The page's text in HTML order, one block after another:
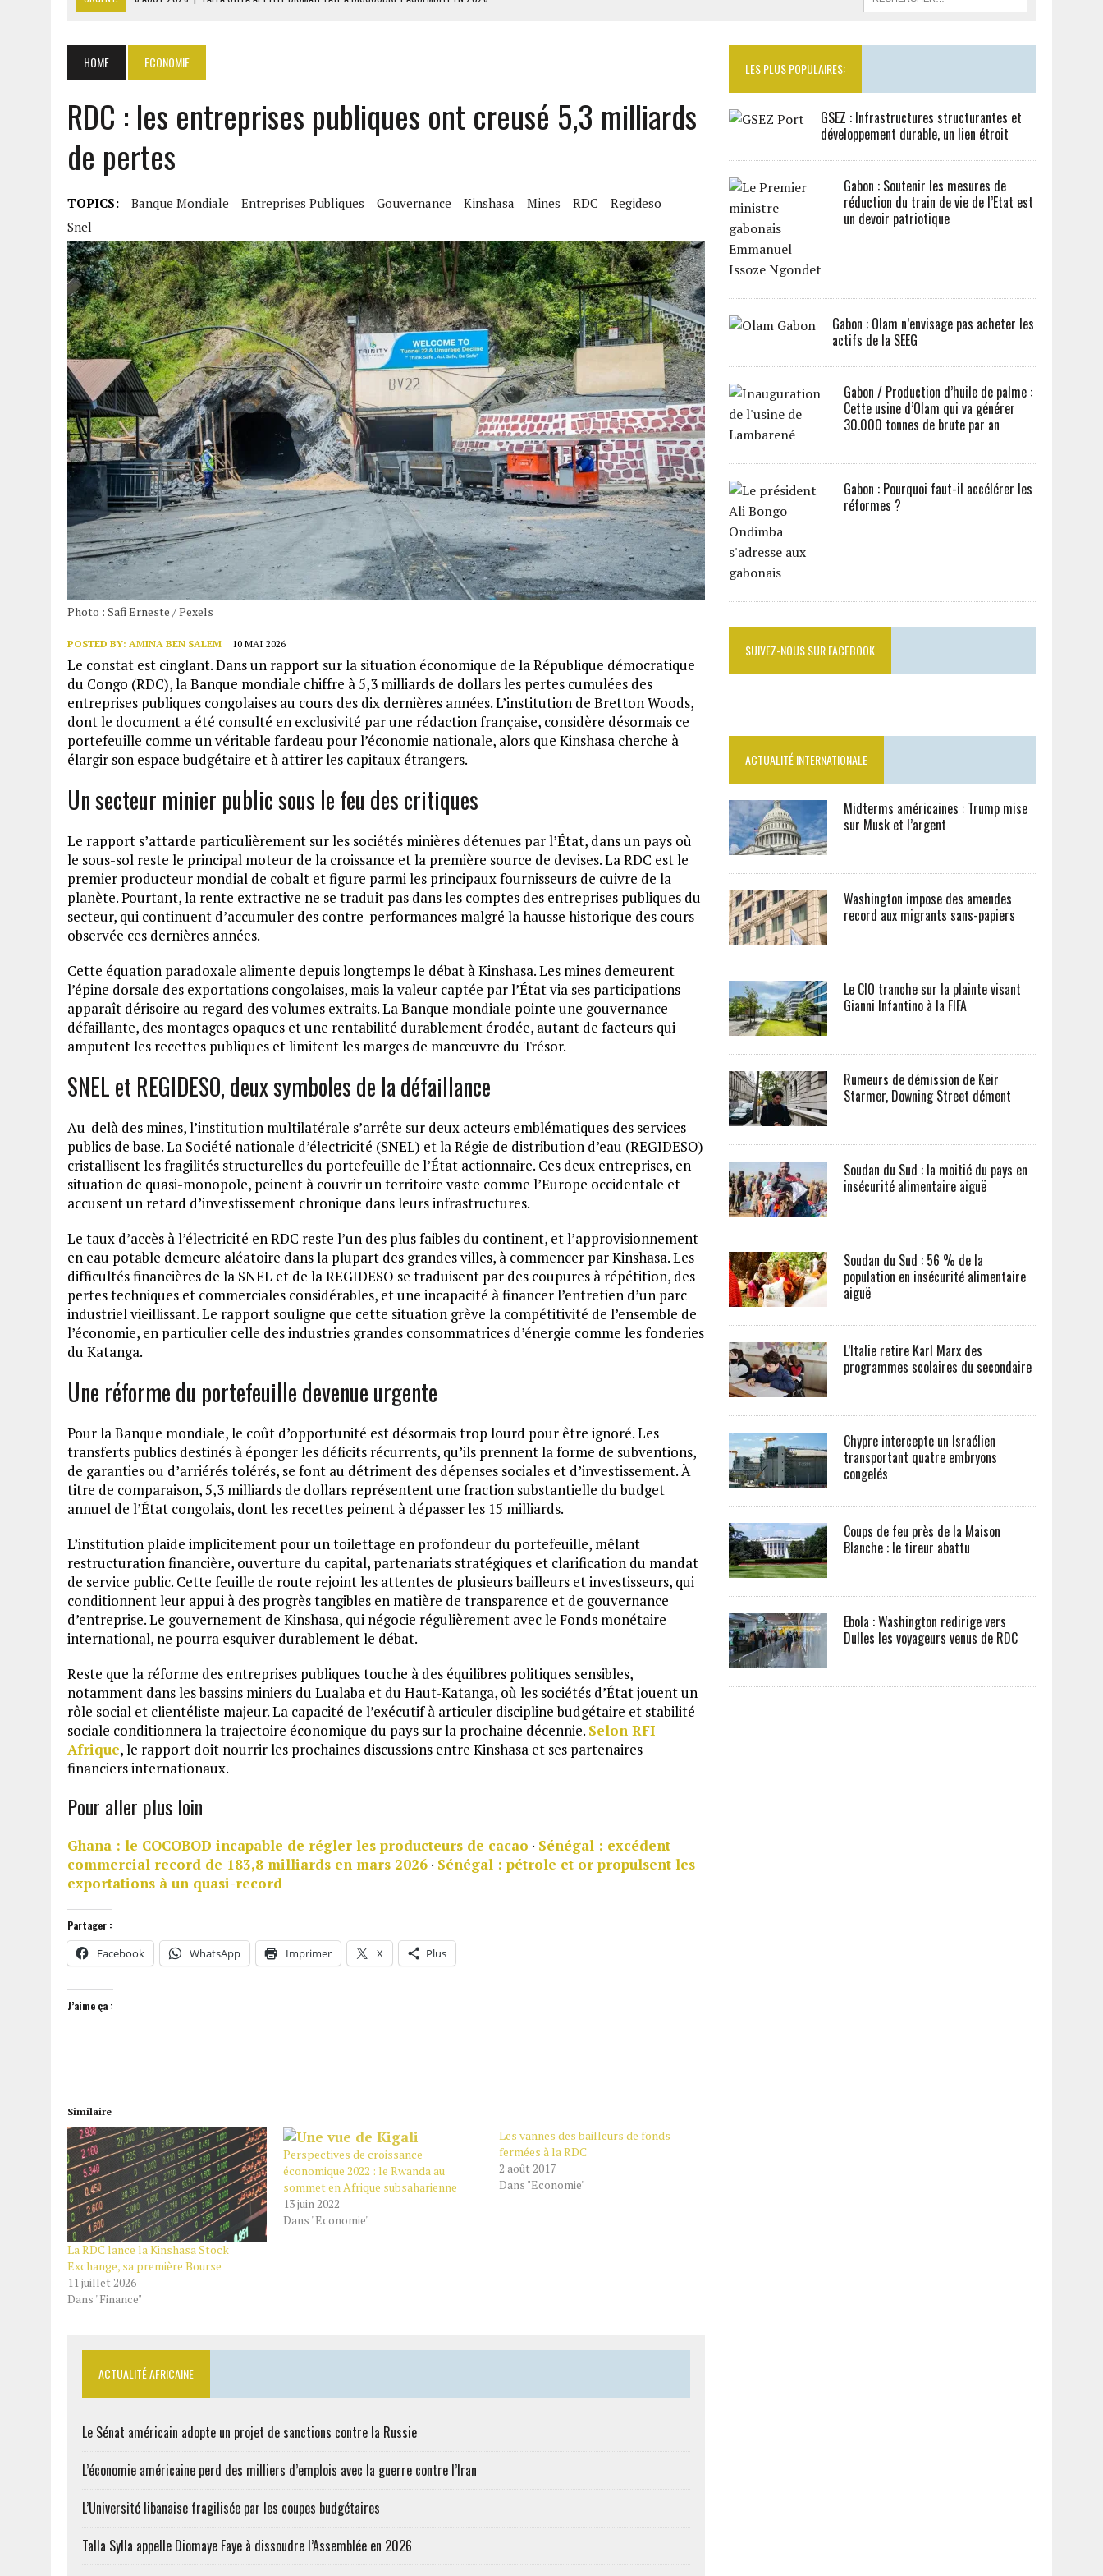
8 AOÛT 2026 | L’ÉCONOMIE AMÉRICAINE PERD DES MILLIERS D’EMPLOIS AVEC LA GUERRE CONTRE L’IRAN
8 AOÛT 2026
L’UNIVERSITÉ LIBANAISE FRAGILISÉE PAR LES COUPES BUDGÉTAIRES
HOME ECONOMIE
RDC : les entreprises publiques ont creusé 5,3 milliards
de pertes
TOPICS: Banque Mondiale Entreprises Publiques Gouvernance Kinshasa Mines RDC
Regideso
Snel
Photo : Safi Erneste / Pexels
POSTED BY: AMINA BEN SALEM 10 MAI 2026
Le constat est cinglant. Dans un rapport sur la situation économique de la République démocratique
du Congo (RDC), la Banque mondiale chiffre à 5,3 milliards de dollars les pertes cumulées des
entreprises publiques congolaises au cours des dix dernières années. L’institution de Bretton Woods,
dont le document a été consulté en exclusivité par une rédaction française, considère désormais ce
portefeuille comme un véritable fardeau pour l’économie nationale, alors que Kinshasa cherche à
élargir son espace budgétaire et à attirer les capitaux étrangers.
Un secteur minier public sous le feu des critiques
Le rapport s’attarde particulièrement sur les sociétés minières détenues par l’État, dans un pays où
le sous-sol reste le principal moteur de la croissance et la première source de devises. La RDC est le
premier producteur mondial de cobalt et figure parmi les principaux fournisseurs de cuivre de la
planète. Pourtant, la rente extractive ne se traduit pas dans les comptes des entreprises publiques du
secteur, qui continuent d’accumuler des contre-performances malgré la hausse historique des cours
observée ces dernières années.
Cette équation paradoxale alimente depuis longtemps le débat à Kinshasa. Les mines demeurent
l’épine dorsale des exportations congolaises, mais la valeur captée par l’État via ses participations
apparaît dérisoire au regard des volumes extraits. La Banque mondiale pointe une gouvernance
défaillante, des montages opaques et une rentabilité durablement érodée, autant de facteurs qui
amputent les recettes publiques et limitent les marges de manœuvre du Trésor.
SNEL et REGIDESO, deux symboles de la défaillance
Au-delà des mines, l’institution multilatérale s’arrête sur deux acteurs emblématiques des services
publics de base. La Société nationale d’électricité (SNEL) et la Régie de distribution d’eau (REGIDESO)
cristallisent les fragilités structurelles du portefeuille de l’État actionnaire. Ces deux entreprises, en
situation de quasi-monopole, peinent à couvrir un territoire vaste comme l’Europe occidentale et
accusent un retard d’investissement chronique dans leurs infrastructures.
Le taux d’accès à l’électricité en RDC reste l’un des plus faibles du continent, et l’approvisionnement
en eau potable demeure aléatoire dans la plupart des grandes villes, à commencer par Kinshasa. Les
difficultés financières de la SNEL et de la REGIDESO se traduisent par des coupures à répétition, des
pertes techniques et commerciales considérables, et une incapacité à financer l’entretien d’un parc
industriel vieillissant. Le rapport souligne que cette situation grève la compétitivité de l’ensemble de
l’économie, en particulier celle des industries grandes consommatrices d’énergie comme les fonderies
du Katanga.
Une réforme du portefeuille devenue urgente
Pour la Banque mondiale, le coût d’opportunité est désormais trop lourd pour être ignoré. Les
transferts publics destinés à éponger les déficits récurrents, qu’ils prennent la forme de subventions,
de garanties ou d’arriérés tolérés, se font au détriment des dépenses sociales et d’investissement. À
titre de comparaison, 5,3 milliards de dollars représentent une fraction substantielle du budget
annuel de l’État congolais, dont les recettes peinent à dépasser les 15 milliards.
L’institution plaide implicitement pour un toilettage en profondeur du portefeuille, mêlant
restructuration financière, ouverture du capital, partenariats stratégiques et clarification du mandat
de service public. Cette feuille de route rejoint les attentes de plusieurs bailleurs et investisseurs, qui
conditionnent leur appui à des progrès tangibles en matière de transparence et de gouvernance
d’entreprise. Le gouvernement de Kinshasa, qui négocie régulièrement avec le Fonds monétaire
international, ne pourra esquiver durablement le débat.
Reste que la réforme des entreprises publiques touche à des équilibres politiques sensibles,
notamment dans les bassins miniers du Lualaba et du Haut-Katanga, où les sociétés d’État jouent un
rôle social et clientéliste majeur. La capacité de l’exécutif à articuler discipline budgétaire et stabilité
sociale conditionnera la trajectoire économique du pays sur la prochaine décennie. Selon RFI
Afrique, le rapport doit nourrir les prochaines discussions entre Kinshasa et ses partenaires
financiers internationaux.
Pour aller plus loin
Ghana : le COCOBOD incapable de régler les producteurs de cacao · Sénégal : excédent
commercial record de 183,8 milliards en mars 2026 · Sénégal : pétrole et or propulsent les
exportations à un quasi-record
Partager :
Facebook WhatsApp Imprimer X Plus
J’aime ça :
Similaire
La RDC lance la Kinshasa Stock
Exchange, sa première Bourse
11 juillet 2026
Dans "Finance"
Perspectives de croissance
économique 2022 : le Rwanda au
sommet en Afrique subsaharienne
13 juin 2022
Dans "Economie"
Les vannes des bailleurs de fonds
fermées à la RDC
2 août 2017
Dans "Economie"
ACTUALITÉ AFRICAINE
Le Sénat américain adopte un projet de sanctions contre la Russie
L’économie américaine perd des milliers d’emplois avec la guerre contre l’Iran
L’Université libanaise fragilisée par les coupes budgétaires
Talla Sylla appelle Diomaye Faye à dissoudre l’Assemblée en 2026
LES PLUS POPULAIRES:
GSEZ : Infrastructures structurantes et
développement durable, un lien étroit
Gabon : Soutenir les mesures de
réduction du train de vie de l’Etat est
un devoir patriotique
Gabon : Olam n’envisage pas acheter les
actifs de la SEEG
Gabon / Production d’huile de palme :
Cette usine d’Olam qui va générer
30.000 tonnes de brute par an
Gabon : Pourquoi faut-il accélérer les
réformes ?
SUIVEZ-NOUS SUR FACEBOOK
ACTUALITÉ INTERNATIONALE
Midterms américaines : Trump mise
sur Musk et l’argent
Washington impose des amendes
record aux migrants sans-papiers
Le CIO tranche sur la plainte visant
Gianni Infantino à la FIFA
Rumeurs de démission de Keir
Starmer, Downing Street dément
Soudan du Sud : la moitié du pays en
insécurité alimentaire aiguë
Soudan du Sud : 56 % de la
population en insécurité alimentaire
aiguë
L’Italie retire Karl Marx des
programmes scolaires du secondaire
Chypre intercepte un Israélien
transportant quatre embryons
congelés
Coups de feu près de la Maison
Blanche : le tireur abattu
Ebola : Washington redirige vers
Dulles les voyageurs venus de RDC